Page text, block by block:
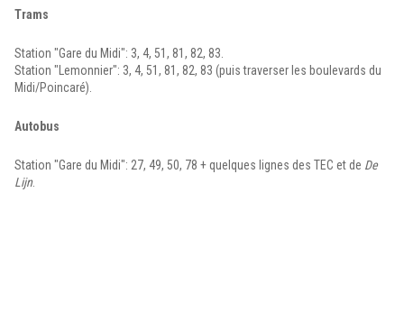
Trams
Station "Gare du Midi": 3, 4, 51, 81, 82, 83.
Station "Lemonnier": 3, 4, 51, 81, 82, 83 (puis traverser les boulevards du
Midi/Poincaré).
Autobus
Station "Gare du Midi": 27, 49, 50, 78 + quelques lignes des TEC et de De
Lijn.